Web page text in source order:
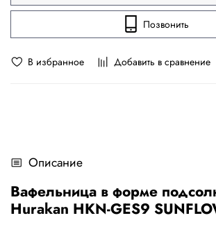
В избранное Добавить в сравнение
Позвонить
Описание
Вафельница в форме
Hurakan HKN-GES9